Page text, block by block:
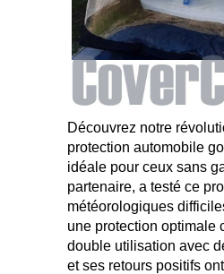
Découvrez notre
protection automobile
idéale pour ceux sans
partenaire, a testé ce
météorologiques
une protection optimale
double utilisation avec
et ses retours positifs